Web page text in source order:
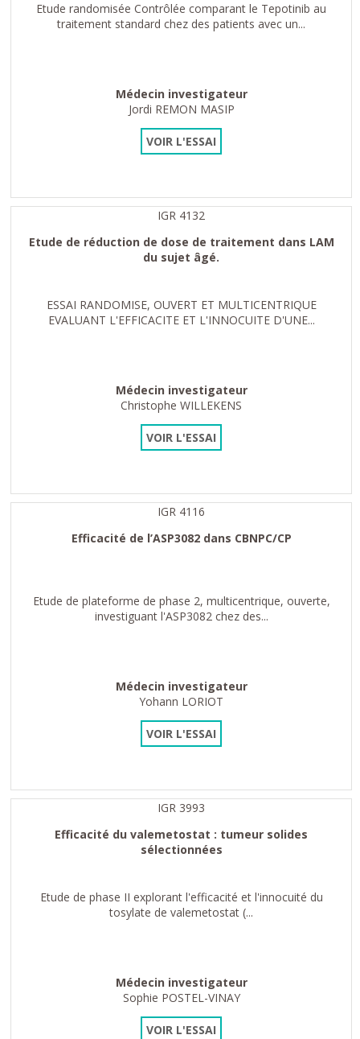
Etude randomisée Contrôlée comparant le Tepotinib au
traitement standard chez des patients avec un...
Médecin investigateur
Jordi REMON MASIP
VOIR L'ESSAI
IGR 4132
Etude de réduction de dose de traitement dans LAM
du sujet âgé.
ESSAI RANDOMISE, OUVERT ET MULTICENTRIQUE
EVALUANT L'EFFICACITE ET L'INNOCUITE D'UNE...
Médecin investigateur
Christophe WILLEKENS
VOIR L'ESSAI
IGR 4116
Efficacité de l’ASP3082 dans CBNPC/CP
Etude de plateforme de phase 2, multicentrique, ouverte,
investiguant l'ASP3082 chez des...
Médecin investigateur
Yohann LORIOT
VOIR L'ESSAI
IGR 3993
Efficacité du valemetostat : tumeur solides
sélectionnées
Etude de phase II explorant l'efficacité et l'innocuité du
tosylate de valemetostat (...
Médecin investigateur
Sophie POSTEL-VINAY
VOIR L'ESSAI